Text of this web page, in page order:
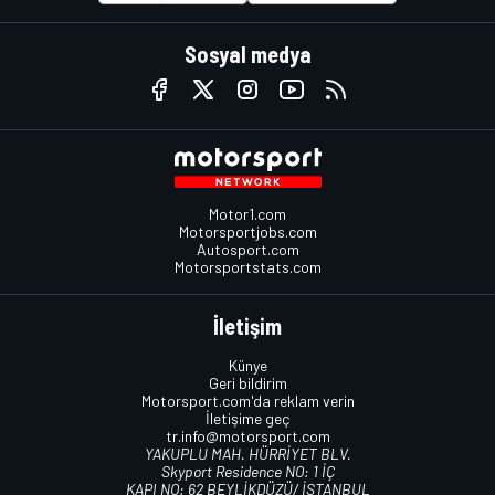
Sosyal medya
Motor1.com
Motorsportjobs.com
Autosport.com
Motorsportstats.com
İletişim
Künye
Geri bildirim
Motorsport.com'da reklam verin
İletişime geç
tr.info@motorsport.com
YAKUPLU MAH. HÜRRİYET BLV.
Skyport Residence NO: 1 İÇ
KAPI NO: 62 BEYLİKDÜZÜ/ İSTANBUL